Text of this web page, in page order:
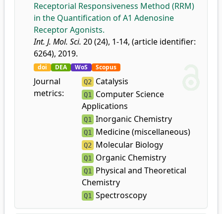
Receptorial Responsiveness Method (RRM)
in the Quantification of A1 Adenosine
Receptor Agonists.
Int. J. Mol. Sci. 20 (24), 1-14, (article identifier:
6264), 2019.
doi DEA WoS Scopus
Journal
metrics:
Q2 Catalysis
Q1 Computer Science
Applications
Q1 Inorganic Chemistry
Q1 Medicine (miscellaneous)
Q2 Molecular Biology
Q1 Organic Chemistry
Q1 Physical and Theoretical
Chemistry
Q1 Spectroscopy